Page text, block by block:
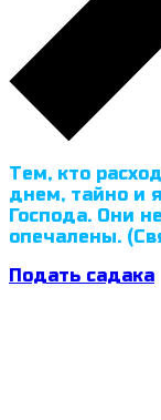
Тем, кто
днем, тайно и
Господа. Они
опечалены.
Подать садака